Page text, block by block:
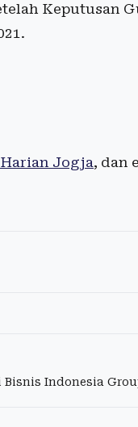
Keputusan
Harian Jogja, dan
Indonesia